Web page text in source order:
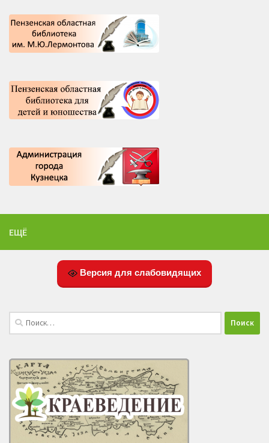
ЕЩЁ
Версия для слабовидящих
Найти: